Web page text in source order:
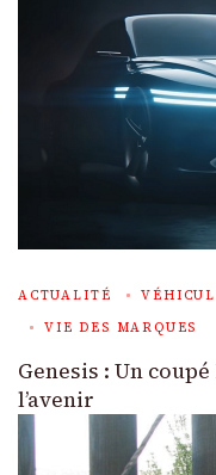
ACTUALITÉ
VIE DES MARQUES
Genesis : Un
l’avenir